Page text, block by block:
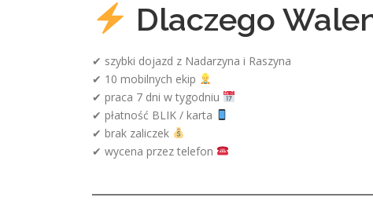
Dlaczego
✔ szybki dojazd z Nadarzyna i Raszyna
✔ 10 mobilnych ekip
✔ praca 7 dni w tygodniu
✔ płatność BLIK / karta
✔ brak zaliczek
✔ wycena przez telefon